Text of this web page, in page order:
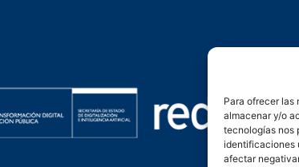
Para ofrecer las
almacenar y/o
tecnologías nos
identificaciones
afectar